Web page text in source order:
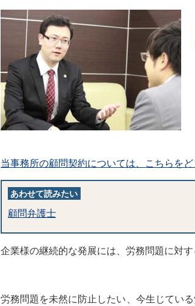
当事務所の顧問契約については、こちらをど
あわせて読みたい
顧問弁護士
企業様の継続的な発展には、労務問題に対す
労務問題を未然に防止したい、今生じてい